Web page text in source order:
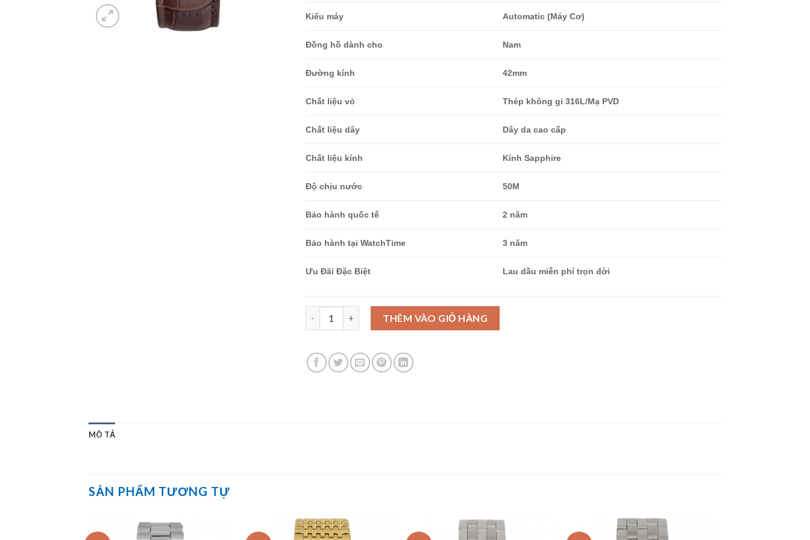
Kiểu máy Automatic (Máy Cơ)
Đồng hồ dành cho Nam
Đường kính 42mm
Chất liệu vỏ Thép không gỉ 316L/Mạ PVD
Chất liệu dây Dây da cao cấp
Chất liệu kính Kính Sapphire
Độ chịu nước 50M
Bảo hành quốc tế 2 năm
Bảo hành tại WatchTime 3 năm
Ưu Đãi Đặc Biệt Lau dầu miễn phí trọn đời
Ogival OG358.31AG42R-GL-X số lượng
THÊM VÀO GIỎ HÀNG
MÔ TẢ
SẢN PHẨM TƯƠNG TỰ